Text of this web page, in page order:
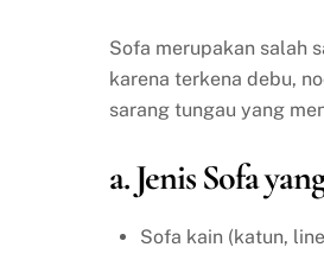
Sofa merupakan salah
karena terkena debu,
sarang tungau yang
a. Jenis Sofa
Sofa kain (katun,